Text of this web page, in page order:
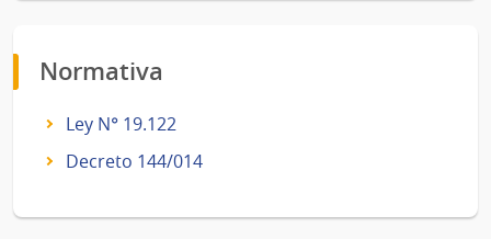
Normativa
Ley N° 19.122
Decreto 144/014